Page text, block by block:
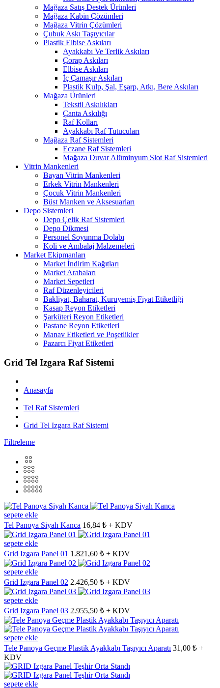
Mağaza Satış Destek Ürünleri
Mağaza Kabin Çözümleri
Mağaza Vitrin Çözümleri
Çubuk Askı Taşıyıcılar
Plastik Elbise Askıları
Ayakkabı Ve Terlik Askıları
Çorap Askıları
Elbise Askıları
İç Çamaşır Askıları
Plastik Kulp, Şal, Eşarp, Atkı, Bere Askıları
Mağaza Ürünleri
Tekstil Askılıkları
Çanta Askılığı
Raf Kolları
Ayakkabı Raf Tutucuları
Mağaza Raf Sistemleri
Eczane Raf Sistemleri
Mağaza Duvar Alüminyum Slot Raf Sistemleri
Vitrin Mankenleri
Bayan Vitrin Mankenleri
Erkek Vitrin Mankenleri
Çocuk Vitrin Mankenleri
Büst Manken ve Aksesuarları
Depo Sistemleri
Depo Çelik Raf Sistemleri
Depo Dikmesi
Personel Soyunma Dolabı
Koli ve Ambalaj Malzemeleri
Market Ekipmanları
Market İndirim Kağıtları
Market Arabaları
Market Sepetleri
Raf Düzenleyicileri
Bakliyat, Baharat, Kuruyemiş Fiyat Etiketliği
Kasap Reyon Etiketleri
Şarküteri Reyon Etiketleri
Pastane Reyon Etiketleri
Manav Etiketleri ve Poşetlikler
Pazarcı Fiyat Etiketleri
Grid Tel Izgara Raf Sistemi
Anasayfa
Tel Raf Sistemleri
Grid Tel Izgara Raf Sistemi
Filtreleme
sepete ekle
Tel Panoya Siyah Kanca 16,84 ₺ + KDV
sepete ekle
Grid Izgara Panel 01 1.821,60 ₺ + KDV
sepete ekle
Grid Izgara Panel 02 2.426,50 ₺ + KDV
sepete ekle
Grid Izgara Panel 03 2.955,50 ₺ + KDV
sepete ekle
Tele Panoya Geçme Plastik Ayakkabı Taşıyıcı Aparatı 31,00 ₺ +
KDV
sepete ekle